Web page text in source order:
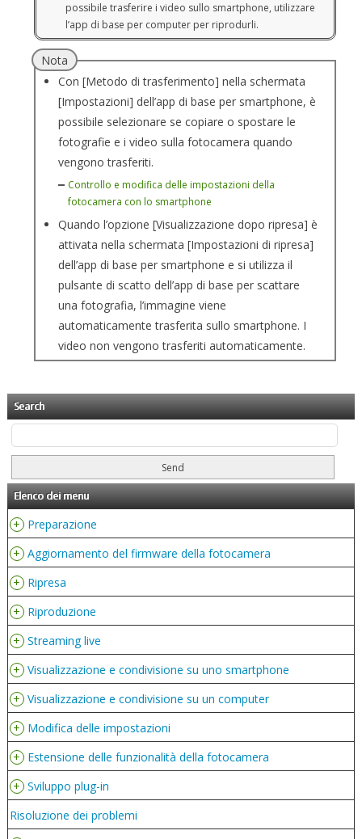
possibile trasferire i video sullo smartphone, utilizzare
l’app di base per computer per riprodurli.
Nota
Con [Metodo di trasferimento] nella schermata
[Impostazioni] dell’app di base per smartphone, è
possibile selezionare se copiare o spostare le
fotografie e i video sulla fotocamera quando
vengono trasferiti.
Controllo e modifica delle impostazioni della
fotocamera con lo smartphone
Quando l’opzione [Visualizzazione dopo ripresa] è
attivata nella schermata [Impostazioni di ripresa]
dell’app di base per smartphone e si utilizza il
pulsante di scatto dell’app di base per scattare
una fotografia, l’immagine viene
automaticamente trasferita sullo smartphone. I
video non vengono trasferiti automaticamente.
Search
Elenco dei menu
+ Preparazione
+ Aggiornamento del firmware della fotocamera
+ Ripresa
+ Riproduzione
+ Streaming live
+ Visualizzazione e condivisione su uno smartphone
+ Visualizzazione e condivisione su un computer
+ Modifica delle impostazioni
+ Estensione delle funzionalità della fotocamera
+ Sviluppo plug-in
Risoluzione dei problemi